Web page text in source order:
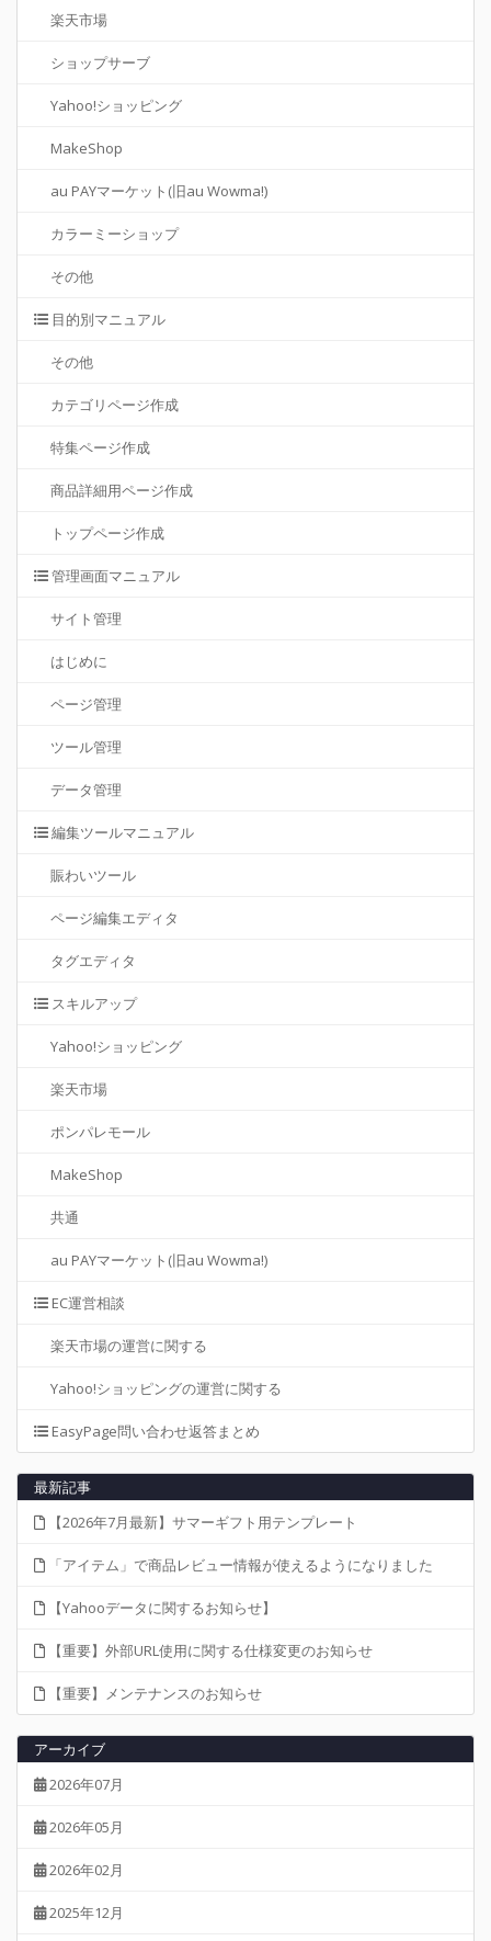
楽天市場
ショップサーブ
Yahoo!ショッピング
MakeShop
au PAYマーケット(旧au Wowma!)
カラーミーショップ
その他
目的別マニュアル
その他
カテゴリページ作成
特集ページ作成
商品詳細用ページ作成
トップページ作成
管理画面マニュアル
サイト管理
はじめに
ページ管理
ツール管理
データ管理
編集ツールマニュアル
賑わいツール
ページ編集エディタ
タグエディタ
スキルアップ
Yahoo!ショッピング
楽天市場
ポンパレモール
MakeShop
共通
au PAYマーケット(旧au Wowma!)
EC運営相談
楽天市場の運営に関する
Yahoo!ショッピングの運営に関する
EasyPage問い合わせ返答まとめ
最新記事
【2026年7月最新】サマーギフト用テンプレート
「アイテム」で商品レビュー情報が使えるようになりました
【Yahooデータに関するお知らせ】
【重要】外部URL使用に関する仕様変更のお知らせ
【重要】メンテナンスのお知らせ
アーカイブ
2026年07月
2026年05月
2026年02月
2025年12月